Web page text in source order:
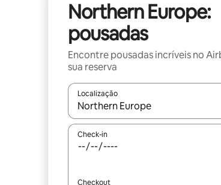
Northern Europe:
pousadas
Encontre pousadas incríveis no
sua reserva
Localização
Quando os resultados estiverem
Check-in
Checkout